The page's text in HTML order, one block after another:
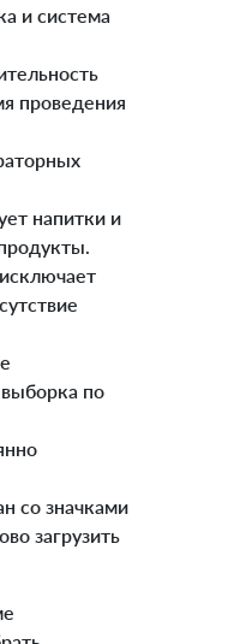
и система
проведения
напитки и
по
со значками
загрузить